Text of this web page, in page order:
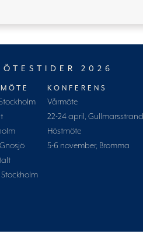
2026
KONFERENS
Vårmöte
22-24 april, Gullmarsstrand
Höstmöte
5-6 november, Bromma